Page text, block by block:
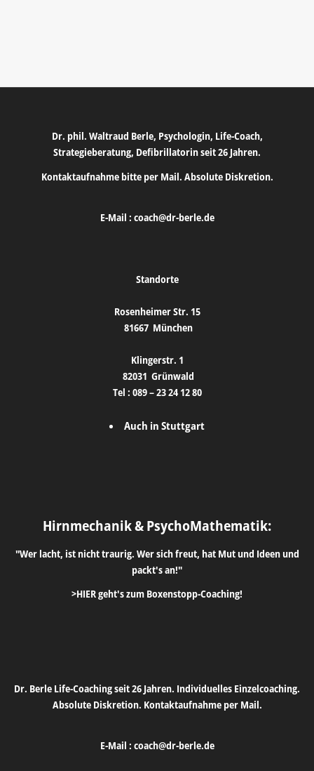
Dr. phil. Waltraud Berle, Psychologin, Life-Coach,
Strategieberatung, Defibrillatorin seit 26 Jahren.
Kontaktaufnahme bitte per Mail. Absolute Diskretion.
E-Mail : coach@dr-berle.de
Standorte
Rosenheimer Str. 15
81667 München
Klingerstr. 1
82031 Grünwald
Tel : 089 – 23 24 12 80
Auch in Stuttgart
Hirnmechanik & PsychoMathematik:
"Wer lacht, ist nicht traurig. Wer sich freut, hat Mut und Ideen und
packt's an!"
>HIER geht's zum Boxenstopp-Coaching!
Dr. Berle Life-Coaching seit 26 Jahren. Individuelles Einzelcoaching.
Absolute Diskretion. Kontaktaufnahme per Mail.
E-Mail : coach@dr-berle.de